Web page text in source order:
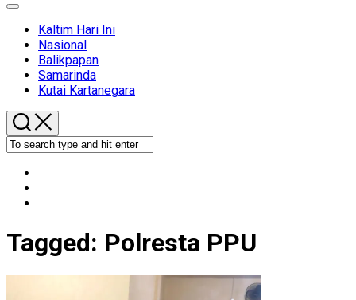
Expand
Kaltim Hari Ini
Nasional
Balikpapan
Samarinda
Kutai Kartanegara
Tagged: Polresta PPU